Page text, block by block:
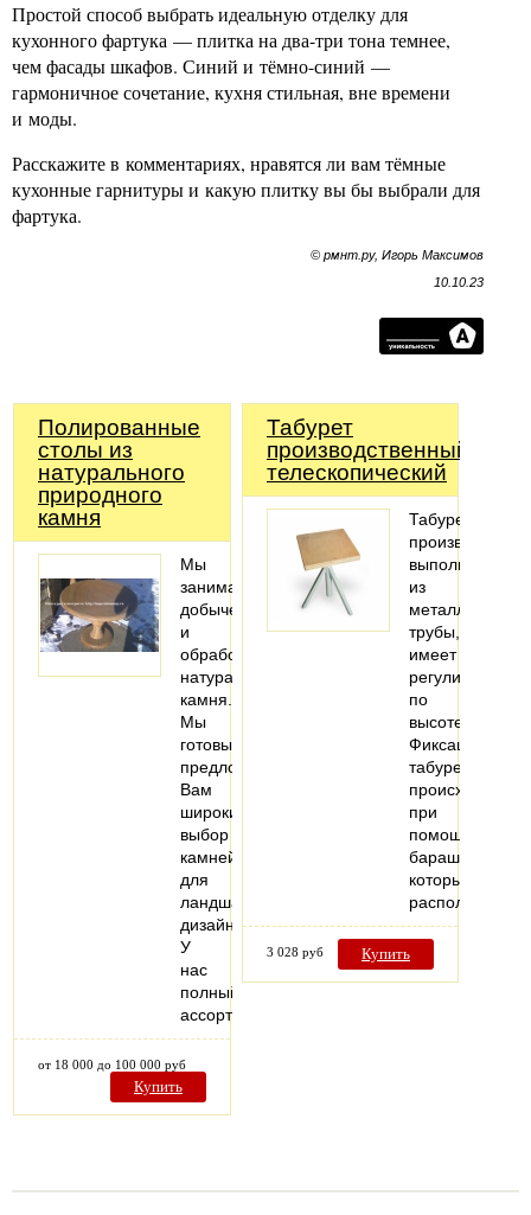
Простой способ выбрать идеальную отделку для
кухонного фартука — плитка на два-три тона темнее,
чем фасады шкафов. Синий и тёмно-синий —
гармоничное сочетание, кухня стильная, вне времени
и моды.
Расскажите в комментариях, нравятся ли вам тёмные
кухонные гарнитуры и какую плитку вы бы выбрали для
фартука.
© рмнт.ру, Игорь Максимов
10.10.23
Полированные
столы из
натурального
природного
камня
Мы
занимаемся
добычей
и
обработкой
натурального
камня.
Мы
готовы
предложить
Вам
широкий
выбор
камней
для
ландшафтного
дизайна.
У
нас
полный
ассортимент…
от 18 000 до 100 000 руб
Купить
Табурет
производственный
телескопический
Табурет
выполнен
из
металлической
трубы,
имеет
регулировку
по
высоте.
Фиксация
табурета
происходит
при
помощи
барашка,
который
расположен…
3 028 руб Купить